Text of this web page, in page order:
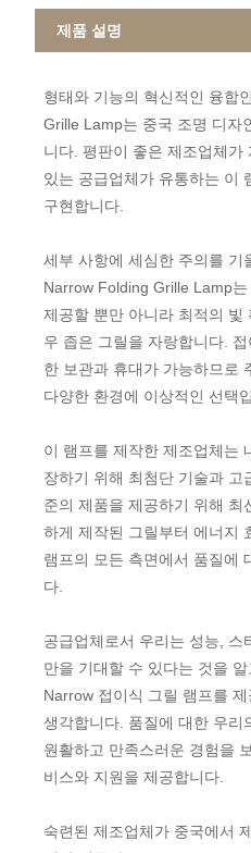
제품 설명
형태와 기능의 혁신적인 융합
Grille Lamp는 중국 조명 디자
니다. 평판이 좋은 제조업체가
있는 공급업체가 유통하는 이
구현합니다.
세부 사항에 세심한 주의를 기
Narrow Folding Grille Lamp
제공할 뿐만 아니라 최적의 빛
우 좁은 그릴을 자랑합니다.
한 보관과 휴대가 가능하므로
다양한 환경에 이상적인 선택
이 램프를 제작한 제조업체는
장하기 위해 최첨단 기술과 고
준의 제품을 제공하기 위해 최
하게 제작된 그릴부터 에너지
램프의 모든 측면에서 품질에
다.
공급업체로서 우리는 성능, 스
만을 기대할 수 있다는 것을
Narrow 접이식 그릴 램프를
생각합니다. 품질에 대한 우리
원활하고 만족스러운 경험을
비스와 지원을 제공합니다.
숙련된 제조업체가 중국에서